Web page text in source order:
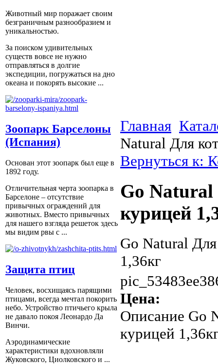
Животный мир поражает своим
безграничным разнообразием и
уникальностью.
За поиском удивительных
существ вовсе не нужно
отправляться в долгие
экспедиции, погружаться на дно
океана и покорять высокие ...
Зоопарк Барселоны
(Испания)
Основан этот зоопарк был еще в
1892 году.
Отличительная черта зоопарка в
Барселоне – отсутствие
привычных ограждений для
животных. Вместо привычных
для нашего взгляда решеток здесь
мы видим рвы с ...
Защита птиц
Человек, восхищаясь парящими
птицами, всегда мечтал покорить
небо. Устройство птичьего крыла
не давало покоя Леонардо Да
Винчи.
Аэродинамические
характеристики вдохновляли
Жуковского, Циолковского и ...
Главная
Natural Для
Вернуться к:
Go Natural
курицей
Go Natural
1,36кг
Цена:
Описание Go
курицей